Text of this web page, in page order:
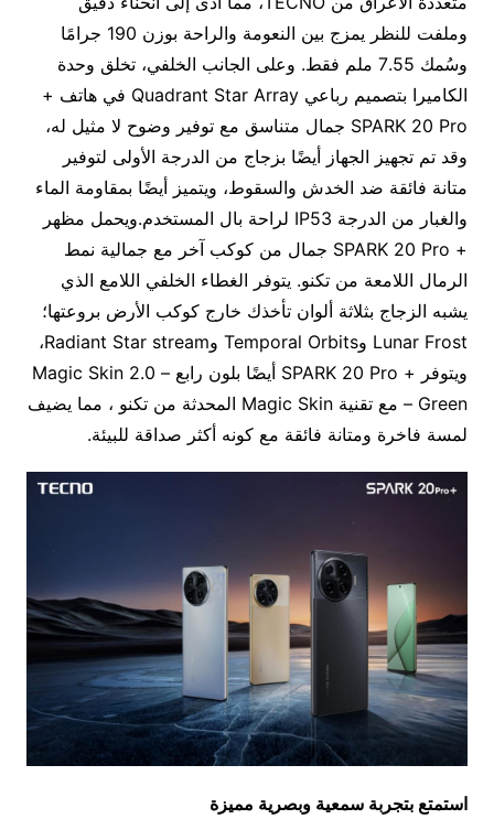
وملفت للنظر يمزج بين النعومة والراحة بوزن 190 جرامًا
وسُمك 7.55 ملم فقط. وعلى الجانب الخلفي، تخلق وحدة
الكاميرا بتصميم رباعي Quadrant Star Array في هاتف +
SPARK 20 Pro جمال متناسق مع توفير وضوح لا مثيل له،
وقد تم تجهيز الجهاز أيضًا بزجاج من الدرجة الأولى لتوفير
متانة فائقة ضد الخدش والسقوط، ويتميز أيضًا بمقاومة الماء
والغبار من الدرجة IP53 لراحة بال المستخدم.ويحمل مظهر
+ SPARK 20 Pro جمال من كوكب آخر مع جمالية نمط
الرمال اللامعة من تكنو. يتوفر الغطاء الخلفي اللامع الذي
يشبه الزجاج بثلاثة ألوان تأخذك خارج كوكب الأرض بروعتها؛
Lunar Frost وTemporal Orbits وRadiant Star stream،
ويتوفر + SPARK 20 Pro أيضًا بلون رابع – Magic Skin 2.0
Green – مع تقنية Magic Skin المحدثة من تكنو ، مما يضيف
لمسة فاخرة ومتانة فائقة مع كونه أكثر صداقة للبيئة.
استمتع بتجربة سمعية وبصرية مميزة